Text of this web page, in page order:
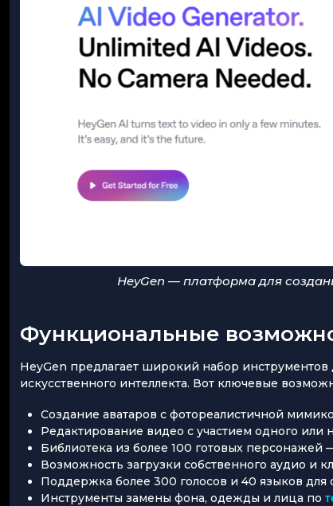
HeyGen — платформа для
Функциональные
HeyGen предлагает широкий набор
искусственного интеллекта. Вот ключевые
Создание аватаров с фотореалистичной
Редактирование видео с участием одного или
Библиотека из более 100 готовых персонажей
Возможность загрузки собственного аудио и
Поддержка более 300 голосов и 40 языков для
Инструменты замены фона, одежды и лица по